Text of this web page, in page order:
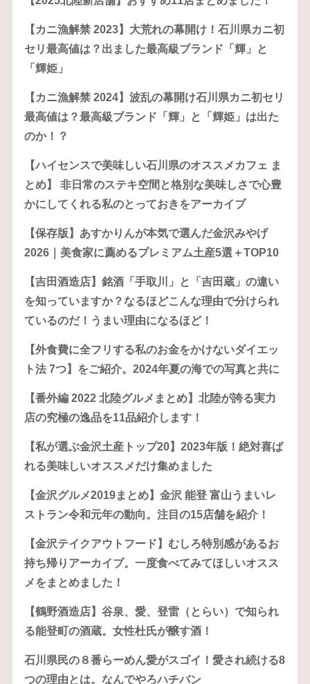
【カニ漁解禁 2023】大荒れの幕開け！石川県カニ初
セリ最高値は？出ました最高級ブランド「輝」と
「輝姫」
【カニ漁解禁 2024】波乱の幕開け石川県カニ初セリ
最高値は？最高級ブランド「輝」と「輝姫」は出た
のか！？
【ハイセンスで美味しい石川県のオススメカフェ ま
とめ】 非日常のステキ空間と格別な美味しさで心豊
かにしてくれる私のとっておきをアーカイブ
【保存版】あすかりんが本気で選んだ金沢みやげ
2026｜美食家に薦めるプレミアム土産5選＋TOP10
【吉田酒造店】銘酒「手取川」と「吉田蔵」の違い
を知っていますか？なるほどこんな理由で分けられ
ているのだ！うまい理由になるほど！
【外食費に全フリする私のお金をかけないダイエッ
ト法 7つ】をご紹介。2024年夏の海での写真と共に
【番外編 2022 北陸グルメまとめ】北陸が誇る実力
店の究極の逸品を11品紹介します！
【私が選ぶ金沢土産トップ20】2023年版！絶対喜ば
れる美味しいオススメだけ集めました
【金沢グルメ2019まとめ】金沢 能登 富山うまいレ
ストラン令和元年の動向。注目の15店舗を紹介！
【金沢テイクアウトフード】むしろ特別感があるお
持ち帰りアーカイブ。一度食べてみてほしいオスス
メをまとめました！
【鶴野酒造店】谷泉、愛、登雷（とらい）で知られ
る能登町の酒蔵。女性杜氏が醸す酒！
石川県民の８番らーめん愛がスゴイ！愛され続ける8
つの理由とは。なんでやろハチバン